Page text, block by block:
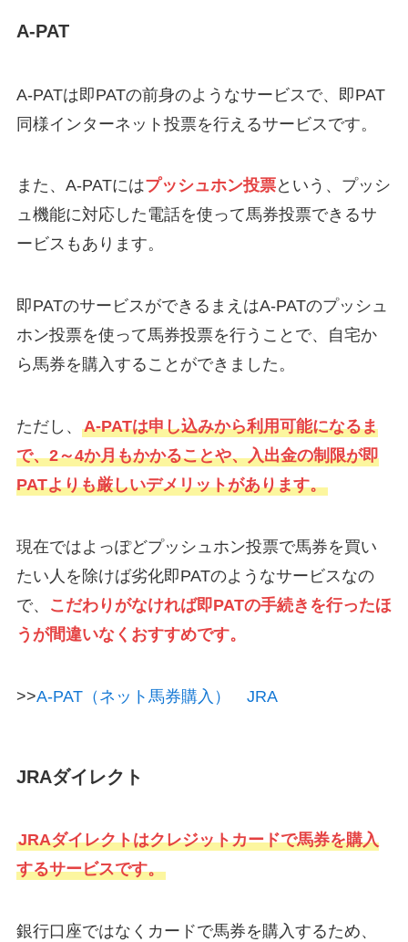
A-PAT
A-PATは即PATの前身のようなサービスで、即PAT
同様インターネット投票を行えるサービスです。
また、A-PATにはプッシュホン投票という、プッシ
ュ機能に対応した電話を使って馬券投票できるサ
ービスもあります。
即PATのサービスができるまえはA-PATのプッシュ
ホン投票を使って馬券投票を行うことで、自宅か
ら馬券を購入することができました。
ただし、 A-PATは申し込みから利用可能になるま
で、2～4か月もかかることや、入出金の制限が即
PATよりも厳しいデメリットがあります。
現在ではよっぽどプッシュホン投票で馬券を買い
たい人を除けば劣化即PATのようなサービスなの
で、
こだわりがなければ即PATの手続きを行ったほ
うが間違いなくおすすめです。
>>A-PAT（ネット馬券購入） JRA
JRAダイレクト
JRAダイレクトはクレジットカードで馬券を購入
するサービスです。
銀行口座ではなくカードで馬券を購入するため、